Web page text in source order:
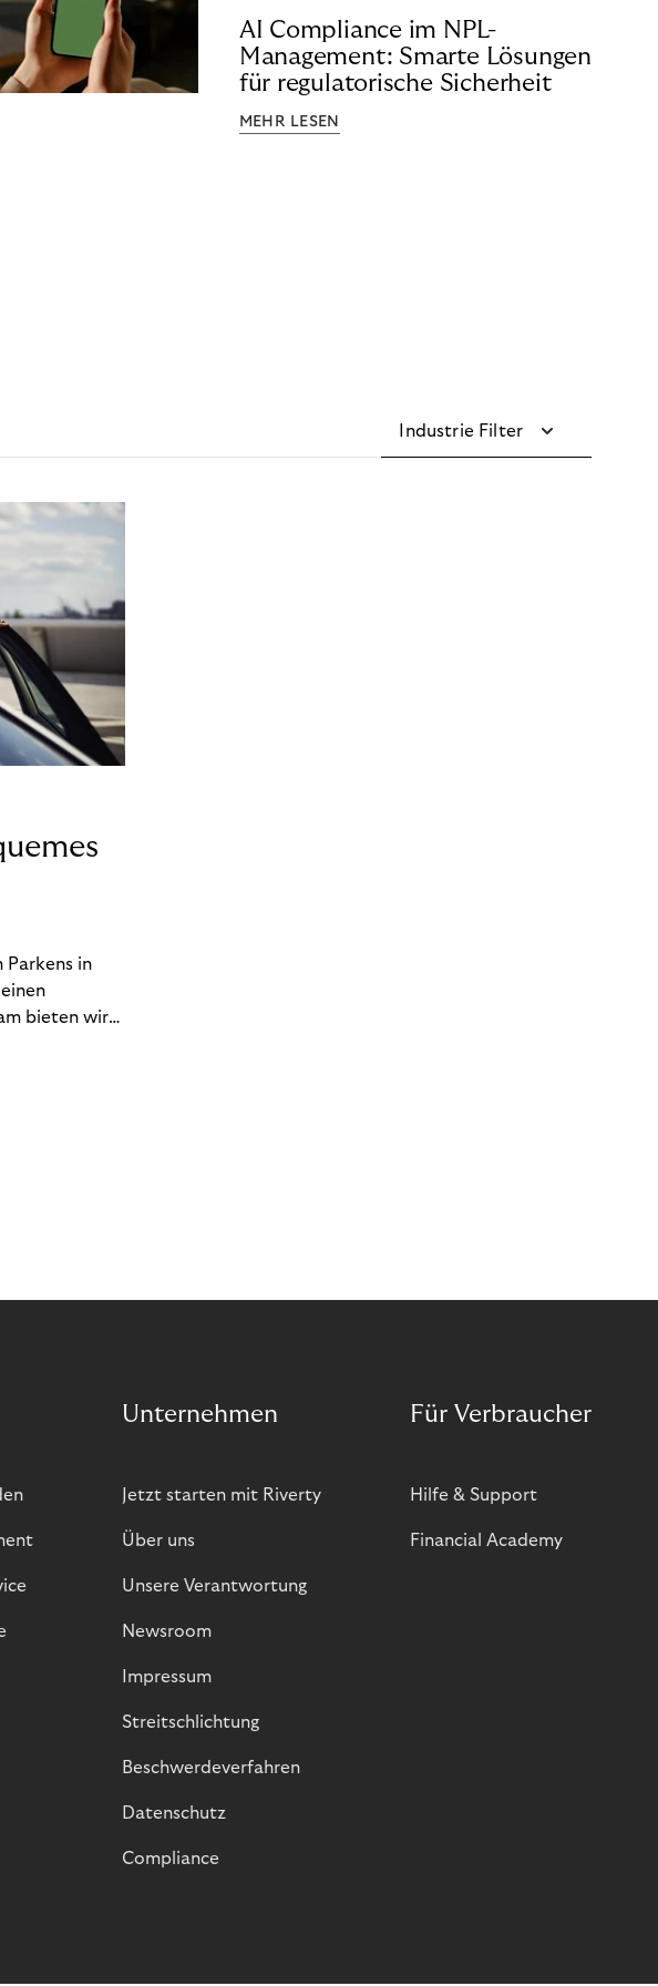
AI Compliance im NPL-
Management: Smarte Lösungen
für regulatorische Sicherheit
MEHR LESEN
Industrie Filter
Parkens in
bieten wir
Unternehmen
Jetzt starten mit Riverty
Über uns
Unsere Verantwortung
Newsroom
Impressum
Streitschlichtung
Beschwerdeverfahren
Datenschutz
Compliance
Für Verbraucher
Hilfe & Support
Financial Academy